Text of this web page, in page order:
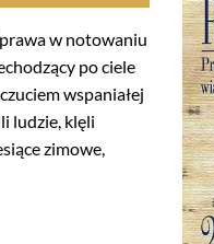
w notowaniu
po ciele
wspaniałej
ludzie, klęli
zimowe,